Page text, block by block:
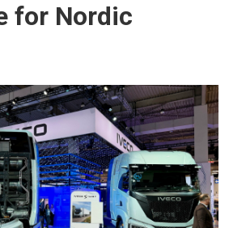
for Nordic